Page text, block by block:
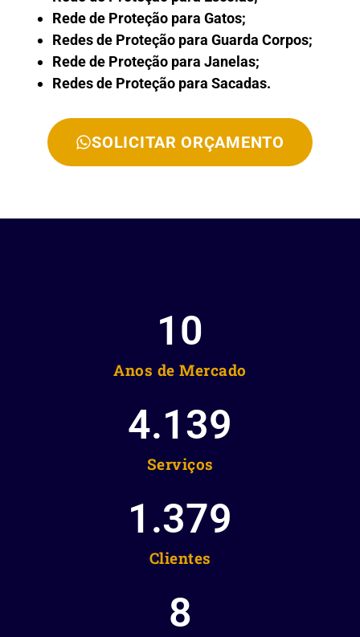
Rede de Proteção para Gatos;
Redes de Proteção para Guarda Corpos;
Rede de Proteção para Janelas;
Redes de Proteção para Sacadas.
SOLICITAR ORÇAMENTO
Anos de Mercado
10
Serviços
4.139
Clientes
1.379
8